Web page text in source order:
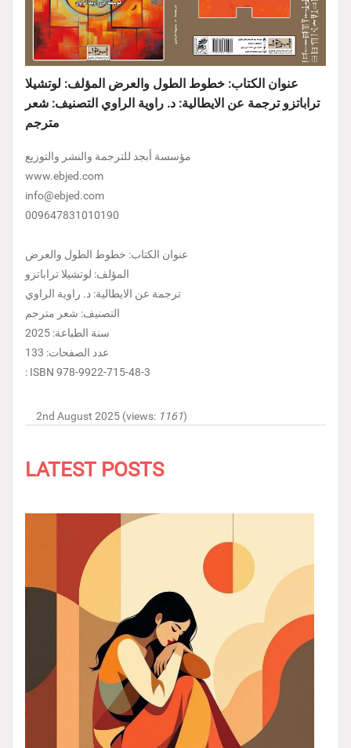
عنوان الكتاب: خطوط الطول والعرض المؤلف: لوتشيلا
تراباتزو ترجمة عن الايطالية: د. راوية الراوي التصنيف: شعر
مترجم
مؤسسة أبجد للترجمة والنشر والتوزيع
www.ebjed.com
info@ebjed.com
009647831010190
عنوان الكتاب: خطوط الطول والعرض
المؤلف: لوتشيلا تراباتزو
ترجمة عن الايطالية: د. راوية الراوي
التصنيف: شعر مترجم
سنة الطباعة: 2025
عدد الصفحات: 133
: ISBN 978-9922-715-48-3
2nd August 2025 (views: 1161)
LATEST POSTS